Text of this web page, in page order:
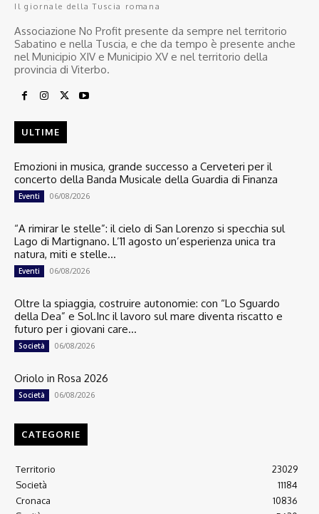
Il giornale della Tuscia romana
Associazione No Profit presente da sempre nel territorio
Sabatino e nella Tuscia, e che da tempo è presente anche
nel Municipio XIV e Municipio XV e nel territorio della
provincia di Viterbo.
ULTIME
Emozioni in musica, grande successo a Cerveteri per il
concerto della Banda Musicale della Guardia di Finanza
Eventi 06/08/2026
“A rimirar le stelle”: il cielo di San Lorenzo si specchia sul
Lago di Martignano. L’11 agosto un’esperienza unica tra
natura, miti e stelle...
Eventi 06/08/2026
Oltre la spiaggia, costruire autonomie: con “Lo Sguardo
della Dea” e Sol.Inc il lavoro sul mare diventa riscatto e
futuro per i giovani care...
Società 06/08/2026
Oriolo in Rosa 2026
Società 06/08/2026
CATEGORIE
Territorio
23029
Società
11184
Cronaca
10836